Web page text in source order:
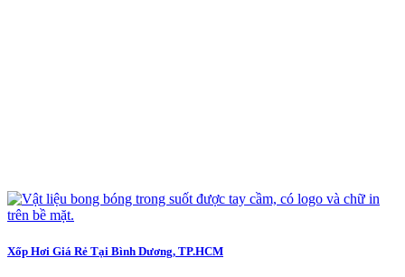
Xốp Hơi Giá Rẻ Tại Bình Dương, TP.HCM